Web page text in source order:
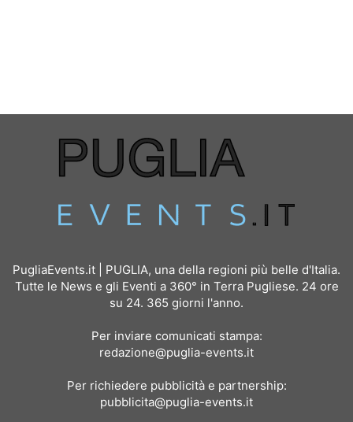
PugliaEvents.it | PUGLIA, una della regioni più belle d'Italia.
Tutte le News e gli Eventi a 360° in Terra Pugliese. 24 ore
su 24. 365 giorni l'anno.
Per inviare comunicati stampa:
redazione@puglia-events.it
Per richiedere pubblicità e partnership:
pubblicita@puglia-events.it